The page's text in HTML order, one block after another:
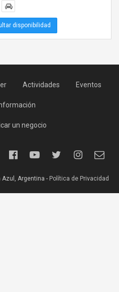
disponibilidad
Actividades Eventos
un negocio
Argentina - Política de Privacidad